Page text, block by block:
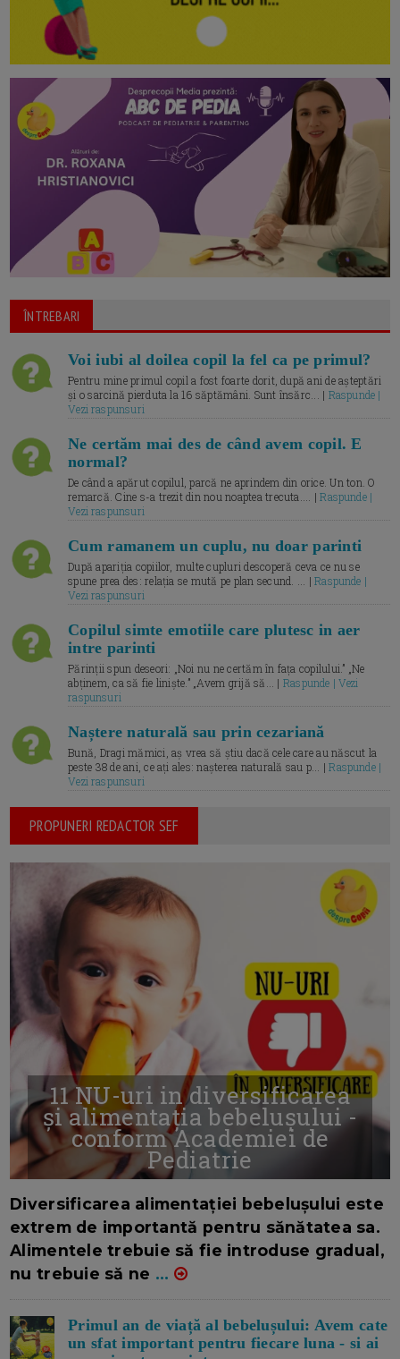
ÎNTREBARI
Voi iubi al doilea copil la fel ca pe primul?
Pentru mine primul copil a fost foarte dorit, după ani de așteptări
și o sarcină pierduta la 16 săptămâni. Sunt însărc... | Raspunde |
Vezi raspunsuri
Ne certăm mai des de când avem copil. E
normal?
De când a apărut copilul, parcă ne aprindem din orice. Un ton. O
remarcă. Cine s-a trezit din nou noaptea trecuta.... |Raspunde |
Vezi raspunsuri
Cum ramanem un cuplu, nu doar parinti
După apariția copiilor, multe cupluri descoperă ceva ce nu se
spune prea des: relația se mută pe plan secund. ... |Raspunde |
Vezi raspunsuri
Copilul simte emotiile care plutesc in aer
intre parinti
Părinții spun deseori: „Noi nu ne certăm în fața copilului.” „Ne
abținem, ca să fie liniște.” „Avem grijă să... | Raspunde | Vezi
raspunsuri
Naștere naturală sau prin cezariană
Bună, Dragi mămici, aș vrea să știu dacă cele care au născut la
peste 38 de ani, ce ați ales: nașterea naturală sau p... |Raspunde |
Vezi raspunsuri
PROPUNERI REDACTOR SEF
11 NU-uri in diversificarea
și alimentația bebelușului -
conform Academiei de
Pediatrie
Diversificarea alimentației bebelușului este
extrem de importantă pentru sănătatea sa.
Alimentele trebuie să fie introduse gradual,
nu trebuie să ne ...
Primul an de viață al bebelușului: Avem cate
un sfat important pentru fiecare luna - si ai